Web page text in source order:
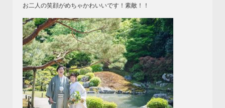
お二人の笑顔がめちゃかわいいです！素敵！！